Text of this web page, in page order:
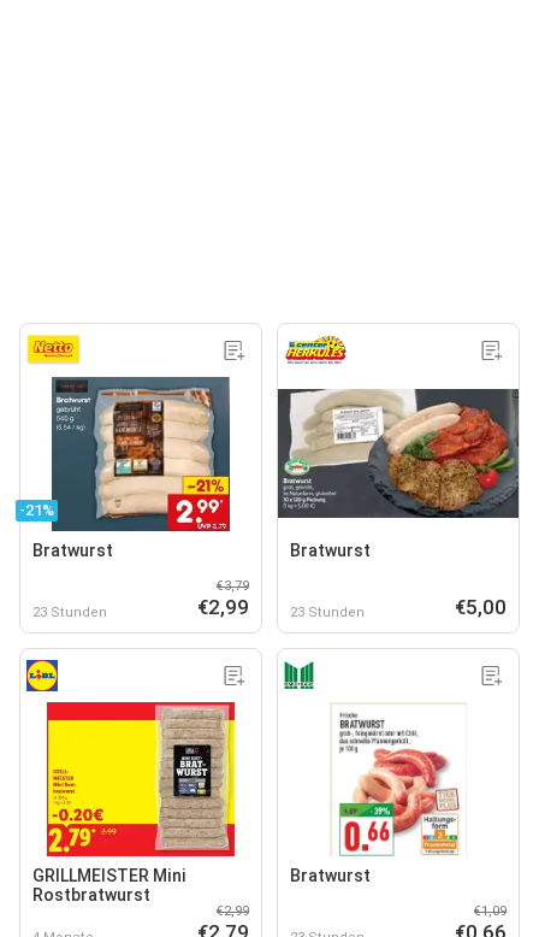
-21%
Bratwurst
23 Stunden
€3,79
€2,99
Bratwurst
23 Stunden €5,00
GRILLMEISTER Mini
Rostbratwurst
€2,99
€2,79
Bratwurst
€1,09
€0,66